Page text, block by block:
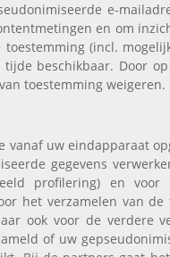
e-
en om
toestemming (incl.
beschikbaar. Door
toestemming weigeren.
uw eindapparaat
gegevens
profilering) en
het verzamelen van
ook voor de verdere
of uw